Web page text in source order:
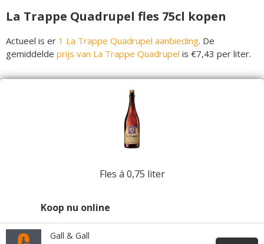
La Trappe Quadrupel fles 75cl kopen
Actueel is er 1 La Trappe Quadrupel aanbieding. De
gemiddelde prijs van La Trappe Quadrupel is €7,43 per liter.
Fles á 0,75 liter
Koop nu online
Gall & Gall